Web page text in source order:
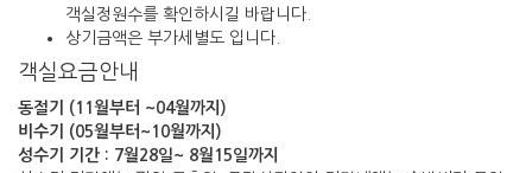
객실정원수를 확인하시길 바랍니다.
상기금액은 부가세별도 입니다.
객실요금안내
동절기 (11월부터 ~04월까지)
비수기 (05월부터~10월까지)
성수기 기간 : 7월28일~ 8월15일까지